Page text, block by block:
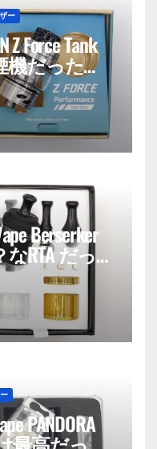
ー
Z Force Tank
機だった
Berserker
なRTA だった
PANDORA